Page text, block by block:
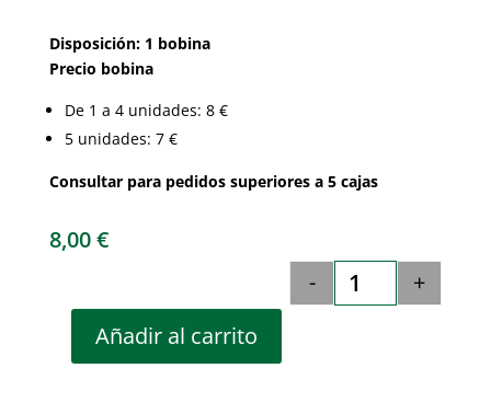
Disposición: 1 bobina
Precio bobina
De 1 a 4 unidades: 8 €
5 unidades: 7 €
Consultar para pedidos superiores a 5 cajas
8,00€
Cinta adhesiva
-
+
Añadir al carrito